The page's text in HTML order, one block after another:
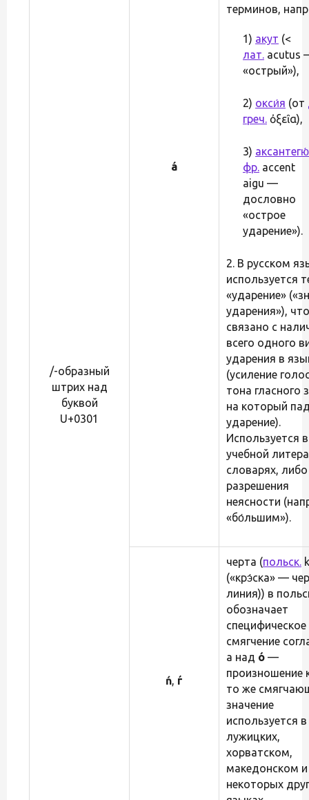
/-образный
штрих над
буквой
U+0301
á
терминов,
1) акут (<
лат. acutus
«острый»),
2) окси́я (от
греч. ὀξεῖα),
3) аксантегю́
фр. accent
aigu —
дословно
«острое
ударение»).
2. В русском
используется
«ударение»
ударения»), что
связано с
всего одного
ударения в
(усиление
тона гласного
на который
ударение).
Используется в
учебной
словарях,
разрешения
неясности
«бо́льшим»).
ń, ѓ
черта (польск.
(«крэ́ска» —
линия)) в
обозначает
специфическое
смягчение
а над ó —
произношение
то же
значение
используется в
лужицких,
хорватском,
македонском и
некоторых